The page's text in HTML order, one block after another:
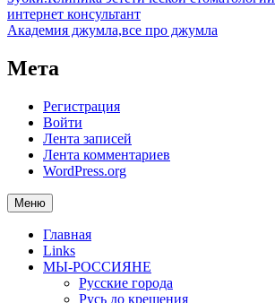
интернет консультант
Академия джумла,все про джумла
Мета
Регистрация
Войти
Лента записей
Лента комментариев
WordPress.org
Меню
Главная
Links
МЫ-РОССИЯНЕ
Русские города
Русь до крещения